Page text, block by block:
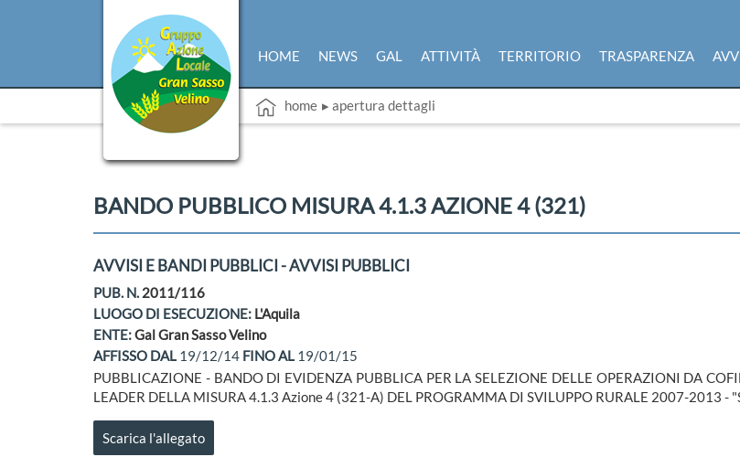
HOME NEWS GAL ATTIVITÀ TERRITORIO TRASPARENZA
home ▸ apertura dettagli
BANDO PUBBLICO MISURA 4.1.3 AZIONE 4 (321)
AVVISI E BANDI PUBBLICI - AVVISI PUBBLICI
PUB. N. 2011/116
LUOGO DI ESECUZIONE: L'Aquila
ENTE:Gal Gran Sasso Velino
AFFISSO DAL 19/12/14 FINO AL 19/01/15
PUBBLICAZIONE - BANDO DI EVIDENZA PUBBLICA PER LA SELEZIONE DELLE OPERAZIONI DA
LEADER DELLA MISURA 4.1.3 Azione 4 (321-A) DEL PROGRAMMA DI SVILUPPO RURALE 2007-2013 -
Scarica l'allegato